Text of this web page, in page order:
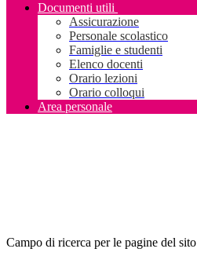
Documenti utili
Assicurazione
Personale scolastico
Famiglie e studenti
Elenco docenti
Orario lezioni
Orario colloqui
Area personale
Campo di ricerca per le pagine del sito